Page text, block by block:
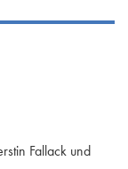
Fallack und